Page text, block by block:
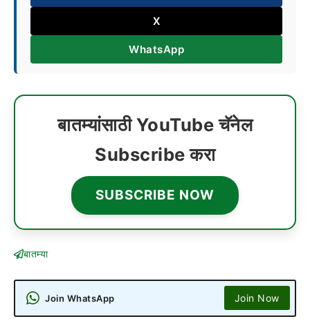
X
WhatsApp
बातम्यांसाठी YouTube चॅनेल
Subscribe करा
SUBSCRIBE NOW
बातम्या
Join WhatsApp Join Now